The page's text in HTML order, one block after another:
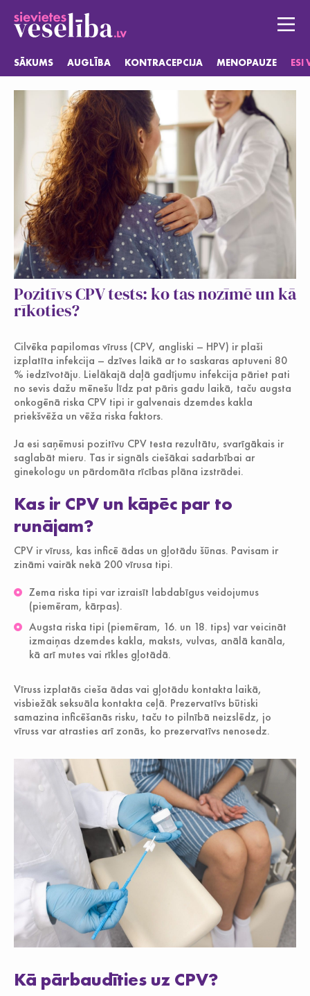
SĀKUMS AUGLĪBA KONTRACEPCIJA MENOPAUZE ESI
Sākums
Auglība
Kontracepcija
Menopauze
Esi vesela
Jautājumi
Pozitīvs CPV tests: ko tas nozīmē un kā
rīkoties?
Cilvēka papilomas vīruss (CPV, angliski – HPV) ir plaši
izplatīta infekcija – dzīves laikā ar to saskaras aptuveni 80
% iedzīvotāju. Lielākajā daļā gadījumu infekcija pāriet pati
no sevis dažu mēnešu līdz pat pāris gadu laikā, taču augsta
onkogēnā riska CPV tipi ir galvenais dzemdes kakla
priekšvēža un vēža riska faktors.
Ja esi saņēmusi pozitīvu CPV testa rezultātu, svarīgākais ir
saglabāt mieru. Tas ir signāls ciešākai sadarbībai ar
ginekologu un pārdomāta rīcības plāna izstrādei.
Kas ir CPV un kāpēc par to
runājam?
CPV ir vīruss, kas inficē ādas un gļotādu šūnas. Pavisam ir
zināmi vairāk nekā 200 vīrusa tipi.
Zema riska tipi var izraisīt labdabīgus veidojumus
(piemēram, kārpas).
Augsta riska tipi (piemēram, 16. un 18. tips) var veicināt
izmaiņas dzemdes kakla, maksts, vulvas, anālā kanāla,
kā arī mutes vai rīkles gļotādā.
Vīruss izplatās cieša ādas vai gļotādu kontakta laikā,
visbiežāk seksuāla kontakta ceļā. Prezervatīvs būtiski
samazina inficēšanās risku, taču to pilnībā neizslēdz, jo
vīruss var atrasties arī zonās, ko prezervatīvs nenosedz.
Kā pārbaudīties uz CPV?